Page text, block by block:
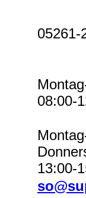
05261-
08:00-
13:00-